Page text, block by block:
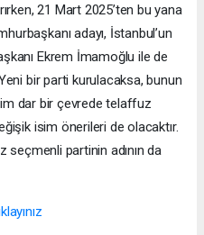
21 Mart 2025’ten bu yana
adayı, İstanbul’un
Ekrem İmamoğlu ile de
bir parti kurulacaksa, bunun
dar bir çevrede telaffuz
isim önerileri de olacaktır.
seçmenli partinin adının da